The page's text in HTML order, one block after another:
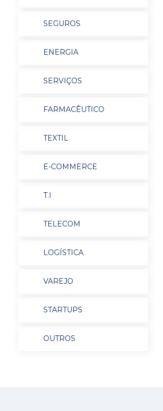
SEGUROS
ENERGIA
SERVIÇOS
FARMACÊUTICO
TEXTIL
E-COMMERCE
T.I
TELECOM
LOGÍSTICA
VAREJO
STARTUPS
OUTROS